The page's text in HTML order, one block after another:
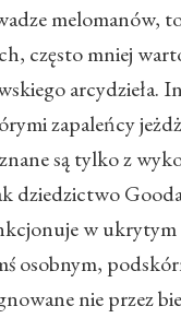
melomanów,
często mniej
arcydzieła.
zapaleńcy
są tylko z
dziedzictwo
w ukrytym
osobnym,
nie przez